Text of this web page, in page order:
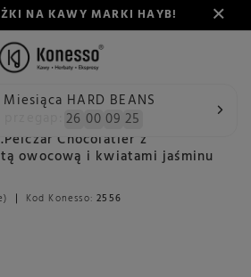
NA KAWY MARKI HAYB!
HARD BEANS
26 00 09 25
Delikatesy Spożywcze Słodkości
Chocolatier z
owocową i kwiatami jaśminu
Kod Konesso:2556